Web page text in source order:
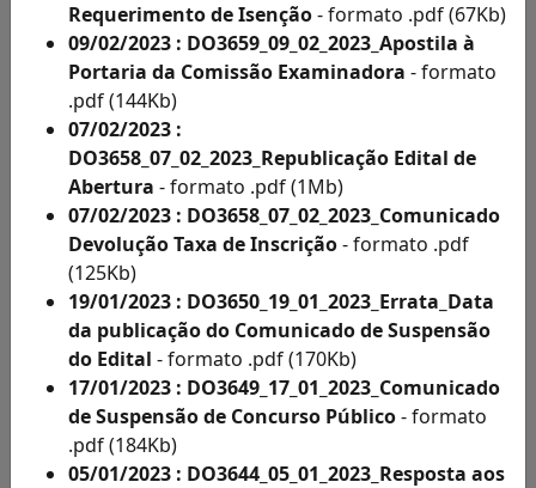
formato
.pdf
(835Kb)
Legislações
de
Concursos
Modelo
de
Procuração
-
formato
.pdf
(113Kb)
Portal
do
Candidato
Requerimento de Isenção- formato .pdf (67Kb)
09/02/2023 : DO3659_09_02_2023_Apostila à
Portaria da Comissão Examinadora - formato
.pdf (144Kb)
07/02/2023 :
DO3658_07_02_2023_Republicação Edital de
Abertura - formato .pdf (1Mb)
07/02/2023 : DO3658_07_02_2023_Comunicado
Devolução Taxa de Inscrição- formato .pdf
(125Kb)
19/01/2023 : DO3650_19_01_2023_Errata_Data
da publicação do Comunicado de Suspensão
do Edital - formato .pdf (170Kb)
17/01/2023 : DO3649_17_01_2023_Comunicado
de Suspensão de Concurso Público- formato
.pdf (184Kb)
05/01/2023 : DO3644_05_01_2023_Resposta aos